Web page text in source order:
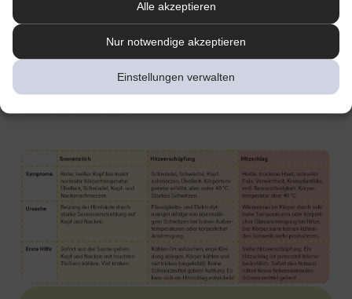
Alle akzeptieren
Nur notwendige akzeptieren
Einstellungen verwalten
Sonnenstich, Hitzeerschöpfung und
Hitzschlag: Was ist das eigentlich?
Grad oder einfach nur die drückende Hitze in der Stadt:
Hitzeerkrankungen können mitunter lebensbedrohlich sein.